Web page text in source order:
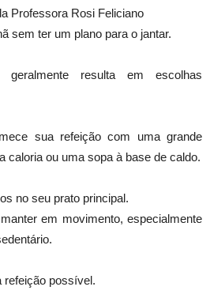
Professora Rosi Feliciano
sem ter um plano para o jantar.
geralmente resulta em escolhas
sua refeição com uma grande
caloria ou uma sopa à base de caldo.
no seu prato principal.
em movimento, especialmente
refeição possível.